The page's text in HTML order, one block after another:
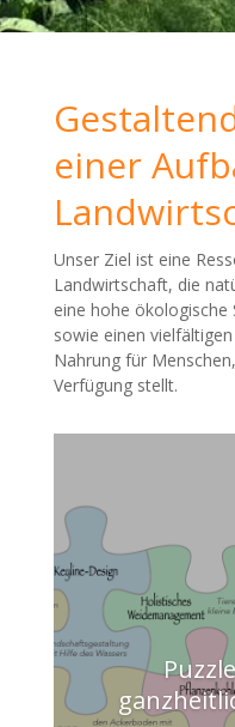
einer
Unser Ziel ist eine
Landwirtschaft, die
eine hohe ökologische
sowie einen
Nahrung für
Verfügung stellt.